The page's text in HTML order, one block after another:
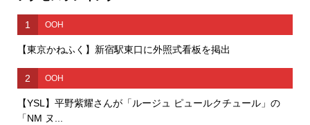
1 OOH
【東京かねふく】新宿駅東口に外照式看板を掲出
2 OOH
【YSL】平野紫耀さんが「ルージュ ピュールクチュール」の
「NM ヌ...